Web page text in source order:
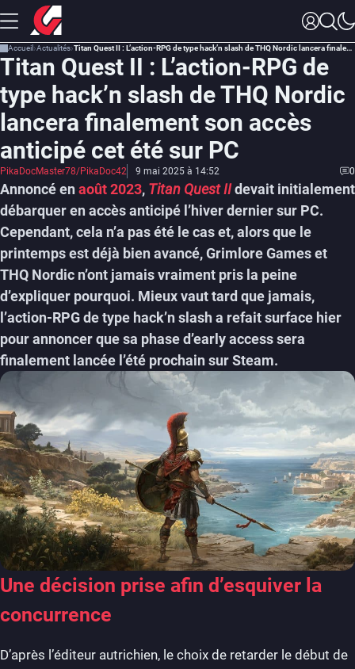
Accueil Actualités Titan Quest II : L’action-RPG de type hack’n slash de THQ Nordic lancera finalement son accès anticipé cet été sur PC
Titan Quest II : L’action-RPG de
type hack’n slash de THQ Nordic
lancera finalement son accès
anticipé cet été sur PC
PikaDocMaster78/PikaDoc42 9 mai 2025 à 14:52 0
Annoncé enaoût 2023, Titan Quest IIdevait initialement
débarquer en accès anticipé l’hiver dernier sur PC.
Cependant, cela n’a pas été le cas et, alors que le
printemps est déjà bien avancé, Grimlore Games et
THQ Nordic n’ont jamais vraiment pris la peine
d’expliquer pourquoi. Mieux vaut tard que jamais,
l’action-RPG de type hack’n slash a refait surface hier
pour annoncer que sa phase d’early access sera
finalement lancée l’été prochain sur Steam.
Une décision prise afin d’esquiver la
concurrence
D’après l’éditeur autrichien, le choix de retarder le début de